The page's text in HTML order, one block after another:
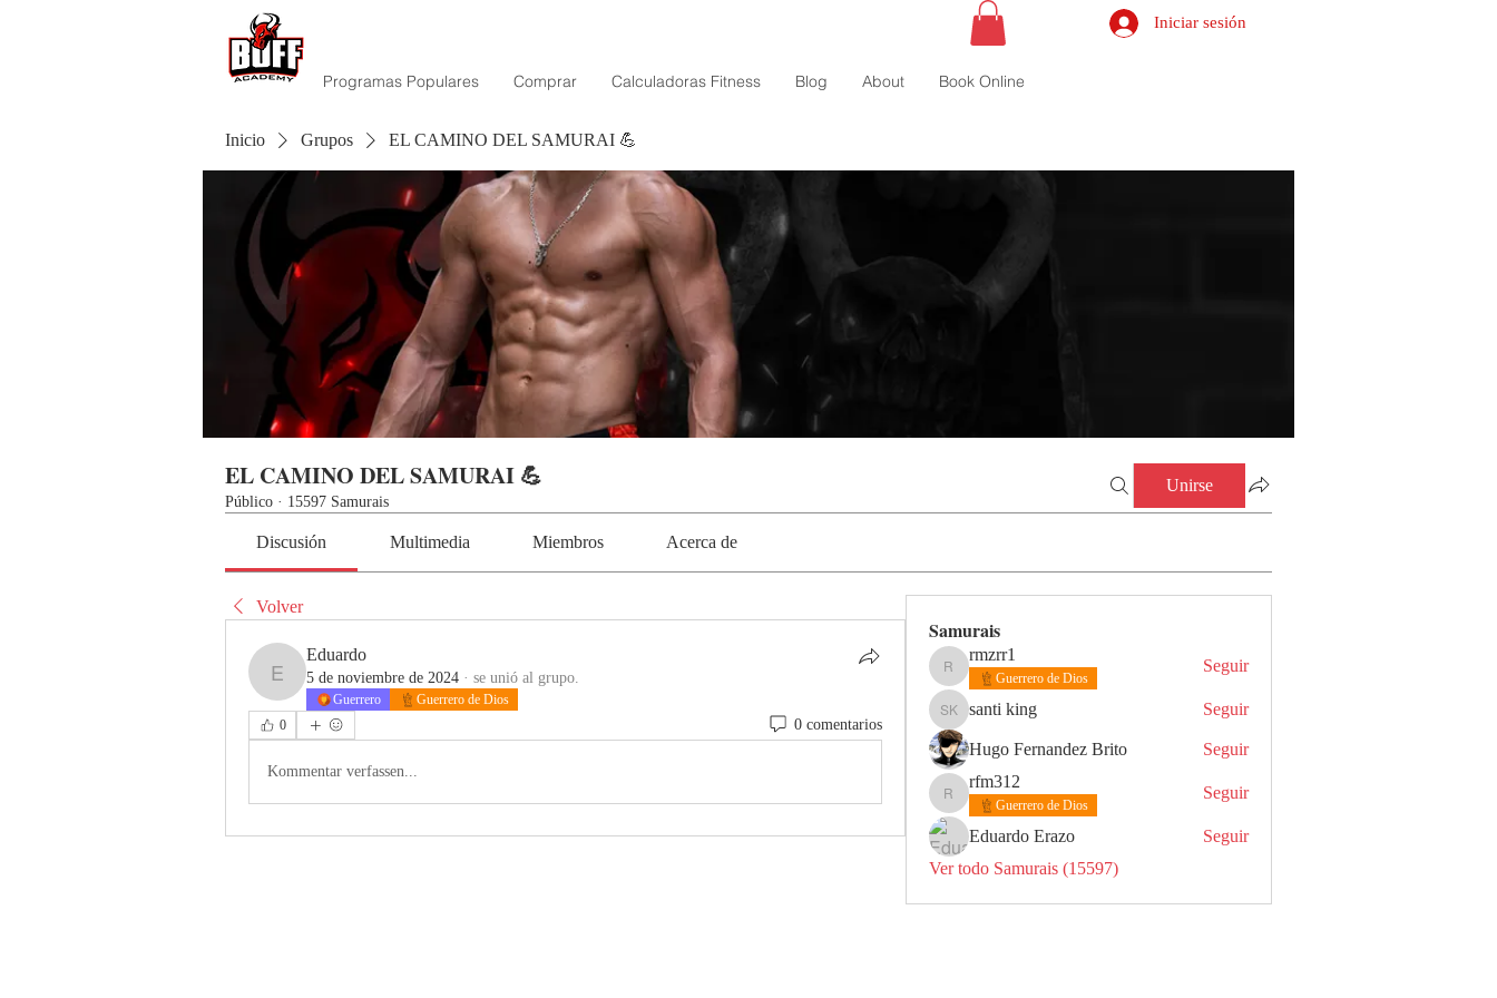
Iniciar sesión
Programas Populares Comprar Calculadoras Fitness Blog About Book Online
Inicio Grupos EL CAMINO DEL SAMURAI 💪
EL CAMINO DEL SAMURAI 💪
Público · 15597 Samurais
Unirse
Discusión Multimedia Miembros Acerca de
Volver
Eduardo
Eduardo
5 de noviembre de 2024 · se unió al grupo.
Guerrero
Guerrero de Dios
0
0 comentarios
Kommentar verfassen...
Samurais
rmzrr1
rmzrr1
Guerrero de Dios
Seguir
santi king
santi king Seguir
Hugo Fernandez Brito Seguir
rfm312
rfm312
Guerrero de Dios
Seguir
Eduardo Erazo
Seguir
Ver todo Samurais (15597)